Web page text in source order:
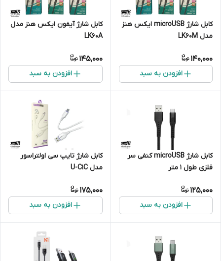
کابل شارژ microUSB ایکس هنز
مدل LK60M
140,000
افزودن به سبد
کابل شارژ آیفون ایکس هنز مدل
LK60A
145,000
افزودن به سبد
کابل شارژ microUSB کنفی سر
فلزی طول 1 متر
125,000
افزودن به سبد
کابل شارژ تایپ سی اولتراسور
مدل U-C1C
175,000
افزودن به سبد